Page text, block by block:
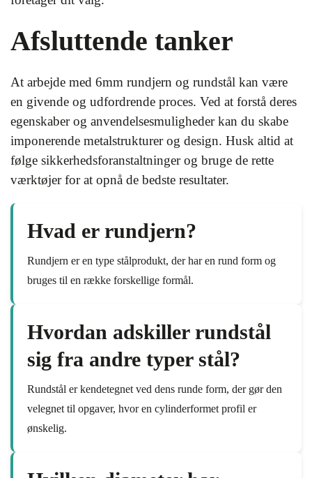
Afsluttende tanker
At arbejde med 6mm rundjern og rundstål kan være
en givende og udfordrende proces. Ved at forstå deres
egenskaber og anvendelsesmuligheder kan du skabe
imponerende metalstrukturer og design. Husk altid at
følge sikkerhedsforanstaltninger og bruge de rette
værktøjer for at opnå de bedste resultater.
Hvad er rundjern?
Rundjern er en type stålprodukt, der har en rund form og
bruges til en række forskellige formål.
Hvordan adskiller rundstål
sig fra andre typer stål?
Rundstål er kendetegnet ved dens runde form, der gør den
velegnet til opgaver, hvor en cylinderformet profil er
ønskelig.